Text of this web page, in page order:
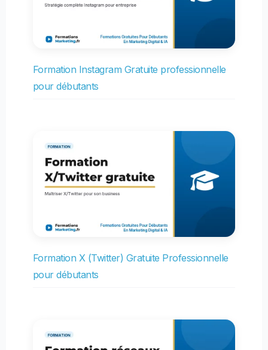
Formation Instagram Gratuite professionnelle
pour débutants
Formation X (Twitter) Gratuite Professionnelle
pour débutants